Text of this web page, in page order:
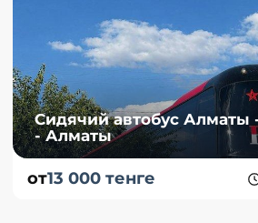
Сидячий автобус Алматы
- Алматы
от13 000 тенге